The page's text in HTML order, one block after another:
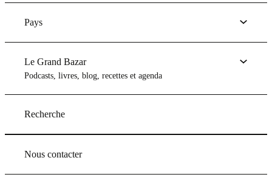
Pays
Le Grand Bazar
Podcasts, livres, blog, recettes et agenda
Recherche
Nous contacter